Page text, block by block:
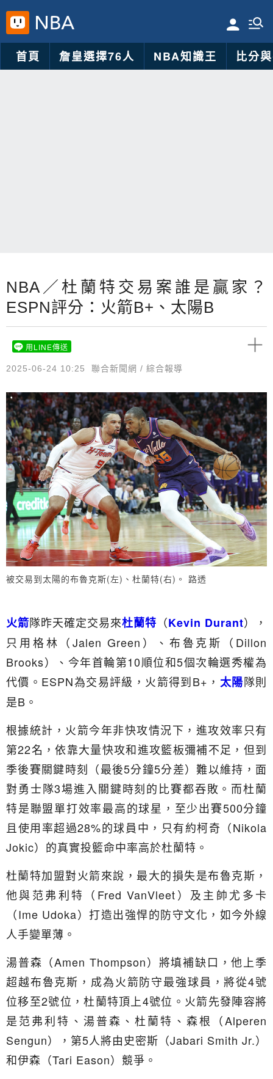
首頁 詹皇選擇76人 NBA知識王 比分
NBA／杜蘭特交易案誰是贏家？
ESPN評分：火箭B+、太陽B
2025-06-24 10:25 聯合新聞網 / 綜合報導
用LINE傳送
被交易到太陽的布魯克斯(左)、杜蘭特(右)。 路透
火箭隊昨天確定交易來杜蘭特 （Kevin Durant），
只用格林（Jalen Green）、布魯克斯（Dillon
Brooks）、今年首輪第10順位和5個次輪選秀權為
代價。ESPN為交易評級，火箭得到B+， 太陽隊則
是B。
根據統計，火箭今年非快攻情況下，進攻效率只有
第22名，依靠大量快攻和進攻籃板彌補不足，但到
季後賽關鍵時刻（最後5分鐘5分差）難以維持，面
對勇士隊3場進入關鍵時刻的比賽都吞敗。而杜蘭
特是聯盟單打效率最高的球星，至少出賽500分鐘
且使用率超過28%的球員中，只有約柯奇（Nikola
Jokic）的真實投籃命中率高於杜蘭特。
杜蘭特加盟對火箭來說，最大的損失是布魯克斯，
他與范弗利特（Fred VanVleet）及主帥尤多卡
（Ime Udoka）打造出強悍的防守文化，如今外線
人手變單薄。
湯普森（Amen Thompson）將填補缺口，他上季
超越布魯克斯，成為火箭防守最強球員，將從4號
位移至2號位，杜蘭特頂上4號位。火箭先發陣容將
是范弗利特、湯普森、杜蘭特、森根（Alperen
Sengun），第5人將由史密斯（Jabari Smith Jr.）
和伊森（Tari Eason）競爭。